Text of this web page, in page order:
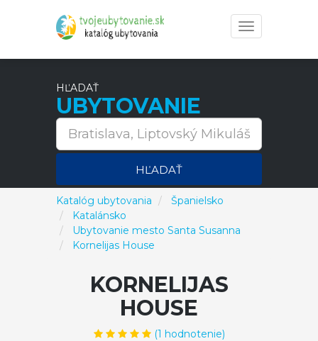
Toggle
navigation
HĽADAŤ
UBYTOVANIE
HĽADAŤ
Katalóg ubytovania
Španielsko
Katalánsko
Ubytovanie mesto Santa Susanna
Kornelijas House
KORNELIJAS
HOUSE
(1 hodnotenie)